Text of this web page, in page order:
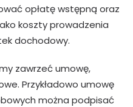
opłatę wstępną oraz
koszty prowadzenia
dochodowy.
zawrzeć umowę,
Przykładowo umowę
można podpisać